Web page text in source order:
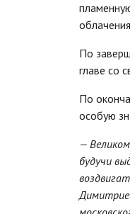
По
главе со
По
особую
—
будучи